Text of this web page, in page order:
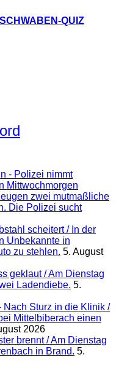
QUIZ
- Polizei nimmt
Mittwochmorgen
zwei mutmaßliche
Die Polizei sucht
scheitert / In der
Unbekannte in
zu stehlen. 5. August
geklaut / Am Dienstag
Ladendiebe. 5.
Nach Sturz in die Klinik /
Mittelbiberach einen
2026
brennt / Am Dienstag
in Brand. 5.